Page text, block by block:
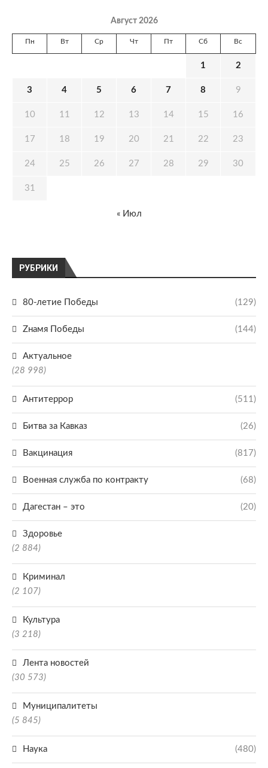
РУБРИКИ
80-летие Победы (129)
Zнамя Победы (144)
Актуальное
(28 998)
Антитеррор (511)
Битва за Кавказ (26)
Вакцинация (817)
Военная служба по контракту (68)
Дагестан – это (20)
Здоровье
(2 884)
Криминал
(2 107)
Культура
(3 218)
Лента новостей
(30 573)
Муниципалитеты
(5 845)
Наука (480)
Август 2026
Пн Вт Ср Чт Пт Сб Вс
1 2
3 4 5 6 7 8 9
10 11 12 13 14 15 16
17 18 19 20 21 22 23
24 25 26 27 28 29 30
31
« Июл